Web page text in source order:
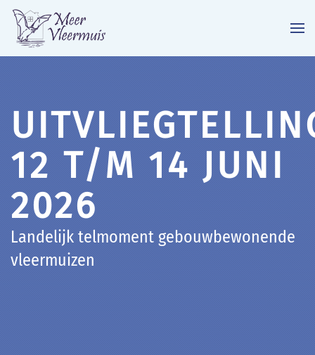
Terug naar hoofdinhoud
12 T/M 14 JUNI
2026
Landelijk telmoment gebouwbewonende
vleermuizen